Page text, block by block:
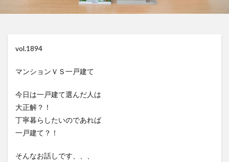
vol.1894
マンションＶＳ一戸建て
今日は一戸建て選んだ人は
大正解？！
丁寧暮らしたいのであれば
一戸建て？！
そんなお話しです、、、